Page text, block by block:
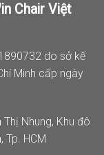
Chair Việt
do sở kế
Minh cấp ngày
Nhung, Khu đô
Tp. HCM